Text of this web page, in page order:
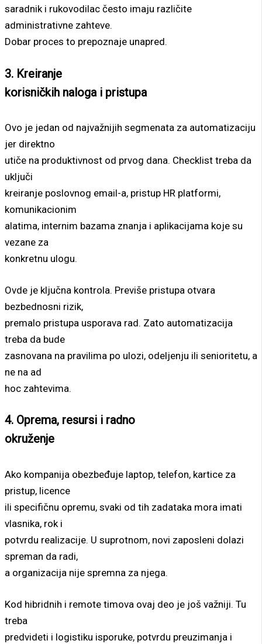
saradnik i rukovodilac često imaju različite
administrativne zahteve.
Dobar proces to prepoznaje unapred.
3. Kreiranje
korisničkih naloga i pristupa
Ovo je jedan od najvažnijih segmenata za automatizaciju
jer direktno
utiče na produktivnost od prvog dana. Checklist treba da
uključi
kreiranje poslovnog email-a, pristup HR platformi,
komunikacionim
alatima, internim bazama znanja i aplikacijama koje su
vezane za
konkretnu ulogu.
Ovde je ključna kontrola. Previše pristupa otvara
bezbednosni rizik,
premalo pristupa usporava rad. Zato automatizacija
treba da bude
zasnovana na pravilima po ulozi, odeljenju ili senioritetu, a
ne na ad
hoc zahtevima.
4. Oprema, resursi i radno
okruženje
Ako kompanija obezbeđuje laptop, telefon, kartice za
pristup, licence
ili specifičnu opremu, svaki od tih zadataka mora imati
vlasnika, rok i
potvrdu realizacije. U suprotnom, novi zaposleni dolazi
spreman da radi,
a organizacija nije spremna za njega.
Kod hibridnih i remote timova ovaj deo je još važniji. Tu
treba
predvideti i logistiku isporuke, potvrdu preuzimanja i